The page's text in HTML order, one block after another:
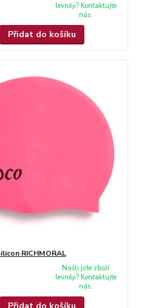
levněji? Kontaktujte
nás.
Přidat do košíku
RICHMORAL
Našli jste zboží
levněji? Kontaktujte
nás.